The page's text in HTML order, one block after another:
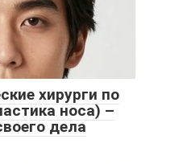
хирурги по
носа) –
дела